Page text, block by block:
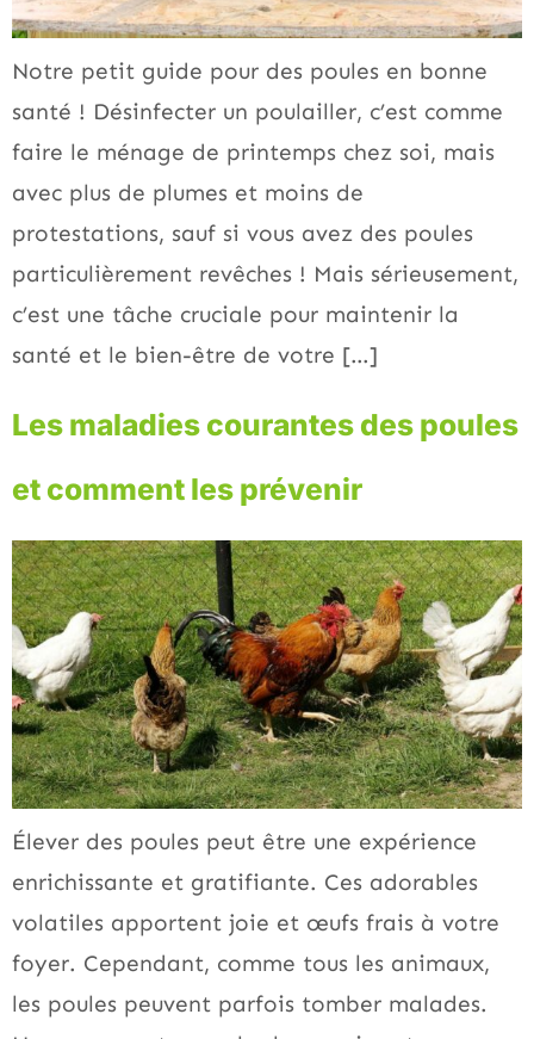
Notre petit guide pour des poules en bonne
santé ! Désinfecter un poulailler, c’est comme
faire le ménage de printemps chez soi, mais
avec plus de plumes et moins de
protestations, sauf si vous avez des poules
particulièrement revêches ! Mais sérieusement,
c’est une tâche cruciale pour maintenir la
santé et le bien-être de votre […]
Les maladies courantes des poules
et comment les prévenir
Élever des poules peut être une expérience
enrichissante et gratifiante. Ces adorables
volatiles apportent joie et œufs frais à votre
foyer. Cependant, comme tous les animaux,
les poules peuvent parfois tomber malades.